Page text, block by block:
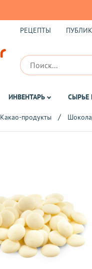
РЕЦЕПТЫ
ИНВЕНТАРЬ СЫРЬЕ
Какао-продукты